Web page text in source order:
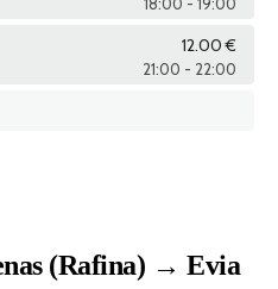
(Rafina) → Evia